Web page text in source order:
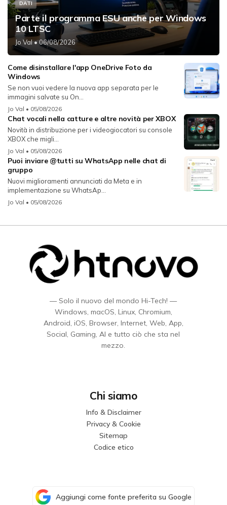
DATI
Parte il programma ESU anche per Windows
10 LTSC
Jo Val• 06/08/2026
Come disinstallare l'app OneDrive Foto da
Windows
Se non vuoi vedere la nuova app separata per le
immagini salvate su On...
Jo Val • 05/08/2026
Chat vocali nella catture e altre novità per XBOX
Novità in distribuzione per i videogiocatori su console
XBOX che migli...
Jo Val • 05/08/2026
Puoi inviare @tutti su WhatsApp nelle chat di
gruppo
Nuovi miglioramenti annunciati da Meta e in
implementazione su WhatsAp...
Jo Val • 05/08/2026
— Solo il nuovo del mondo Hi-Tech! —
Windows, macOS, Linux, Chromium,
Android, iOS, Browser, Internet, Web, App,
Social, Gaming, AI e tutto ciò che sta nel
mezzo.
Chi siamo
Info & Disclaimer
Privacy & Cookie
Sitemap
Codice etico
Aggiungi come fonte preferita su Google